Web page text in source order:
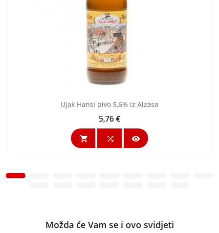
Ujak Hansi pivo 5,6% iz Alzasa
Cijena
5,76 €
  
Možda će Vam se i ovo svidjeti